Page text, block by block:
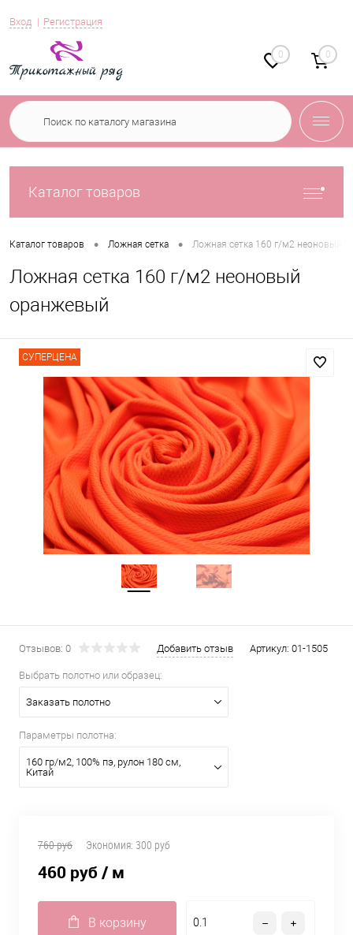
Вход Регистрация
0 0
Каталог товаров
Каталог товаров • Ложная сетка • Ложная сетка 160 г/м2 неоновый
Ложная сетка 160 г/м2 неоновый
оранжевый
СУПЕРЦЕНА
Отзывов: 0 Добавить отзыв Артикул: 01-1505
Выбрать полотно или образец:
Заказать полотно
Параметры полотна:
160 гр/м2, 100% пэ, рулон 180 см,
Китай
760 руб Экономия: 300 руб
460 руб/ м
В корзину